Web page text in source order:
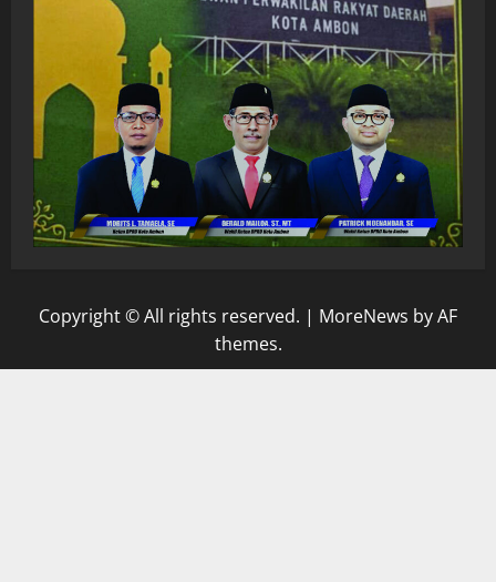
Copyright © All rights reserved. | MoreNews by AF
themes.